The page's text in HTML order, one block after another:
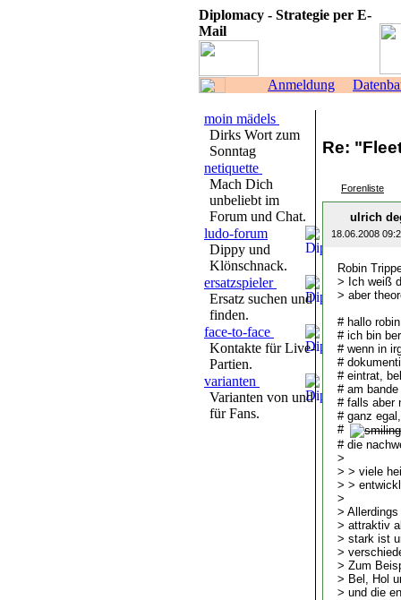
Diplomacy - Strategie per E-
Mail
Anmeldung
moin mädels
Dirks Wort zum
Sonntag
netiquette
Mach Dich
unbeliebt im
Forum und Chat.
ludo-forum
Dippy und
Klönschnack.
ersatzspieler
Ersatz suchen und
finden.
face-to-face
Kontakte für Live-
Partien.
varianten
Varianten von und
für Fans.
Re:
Forenliste
ulrich
18.06.2008
Robin
> Ich weiß
> aber
# hallo
# ich bin
# wenn in
#
# eintrat,
# am
# falls aber
# ganz
#
# die
>
> > viele
> >
>
>
> attraktiv
> stark ist
>
> Zum
> Bel, Hol
> und die